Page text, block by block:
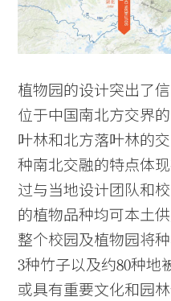
植物园的设计突出了
位于中国南北方交界
叶林和北方落叶林的
种南北交融的特点体
过与当地设计团队和
的植物品种均可本土
整个校园及植物园将种
3种竹子以及约80种地
或具有重要文化和园